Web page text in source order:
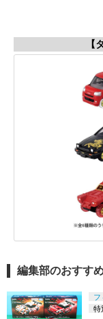
【
編集部のおすす
フ
特